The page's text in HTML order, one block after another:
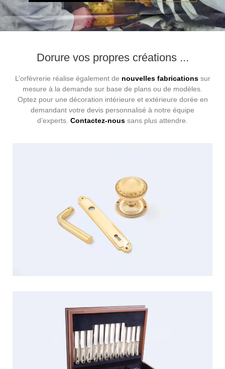
Dorure vos propres créations ...
L’orfèvrerie réalise également de nouvelles fabricationssur
mesure à la demande sur base de plans ou de modèles.
Optez pour une décoration intérieure et extérieure dorée en
demandant votre devis personnalisé à notre équipe
d’experts. Contactez-nous sans plus attendre.